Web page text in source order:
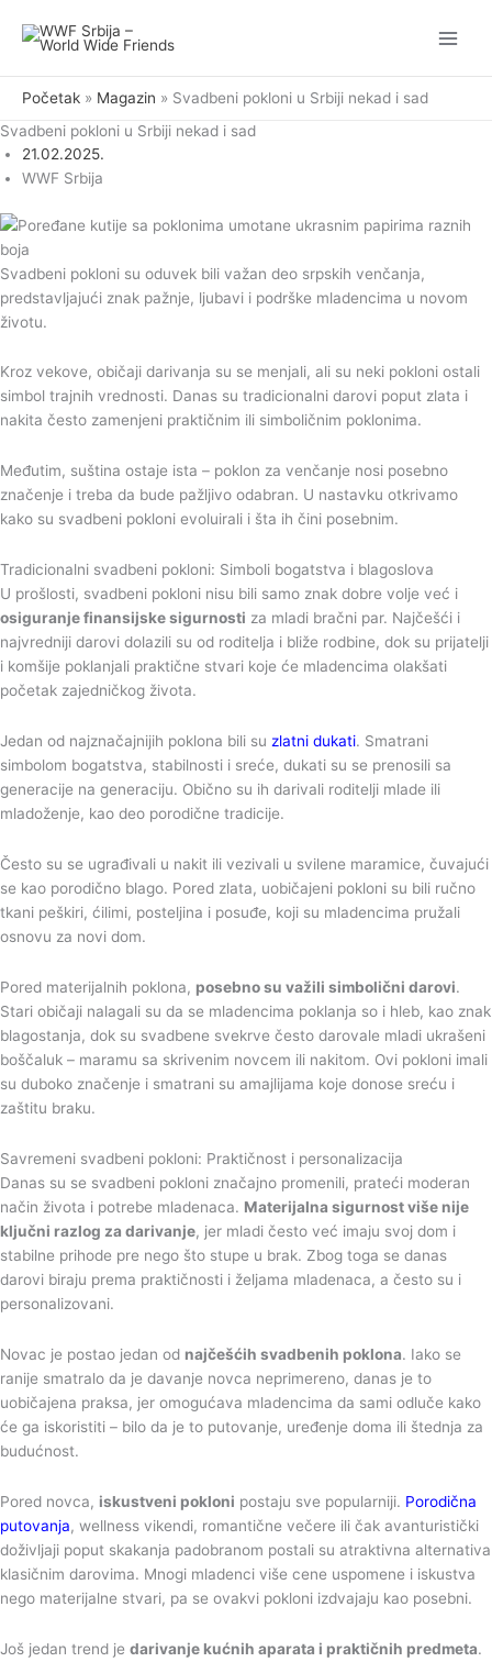
Početak Magazin
Svadbeni pokloni u Srbiji nekad i sad
Svadbeni pokloni u Srbiji nekad i sad
21.02.2025.
WWF Srbija
Svadbeni pokloni su oduvek bili važan deo srpskih venčanja,
predstavljajući znak pažnje, ljubavi i podrške mladencima u novom
životu.
Kroz vekove, običaji darivanja su se menjali, ali su neki pokloni ostali
simbol trajnih vrednosti. Danas su tradicionalni darovi poput zlata i
nakita često zamenjeni praktičnim ili simboličnim poklonima.
Međutim, suština ostaje ista – poklon za venčanje nosi posebno
značenje i treba da bude pažljivo odabran. U nastavku otkrivamo
kako su svadbeni pokloni evoluirali i šta ih čini posebnim.
Tradicionalni svadbeni pokloni: Simboli bogatstva i blagoslova
U prošlosti, svadbeni pokloni nisu bili samo znak dobre volje već i
osiguranje finansijske sigurnosti za mladi bračni par. Najčešći i
najvredniji darovi dolazili su od roditelja i bliže rodbine, dok su prijatelji
i komšije poklanjali praktične stvari koje će mladencima olakšati
početak zajedničkog života.
Jedan od najznačajnijih poklona bili su zlatni dukati. Smatrani
simbolom bogatstva, stabilnosti i sreće, dukati su se prenosili sa
generacije na generaciju. Obično su ih darivali roditelji mlade ili
mladoženje, kao deo porodične tradicije.
Često su se ugrađivali u nakit ili vezivali u svilene maramice, čuvajući
se kao porodično blago. Pored zlata, uobičajeni pokloni su bili ručno
tkani peškiri, ćilimi, posteljina i posuđe, koji su mladencima pružali
osnovu za novi dom.
Pored materijalnih poklona, posebno su važili simbolični darovi.
Stari običaji nalagali su da se mladencima poklanja so i hleb, kao znak
blagostanja, dok su svadbene svekrve često darovale mladi ukrašeni
boščaluk – maramu sa skrivenim novcem ili nakitom. Ovi pokloni imali
su duboko značenje i smatrani su amajlijama koje donose sreću i
zaštitu braku.
Savremeni svadbeni pokloni: Praktičnost i personalizacija
Danas su se svadbeni pokloni značajno promenili, prateći moderan
način života i potrebe mladenaca. Materijalna sigurnost više nije
ključni razlog za darivanje, jer mladi često već imaju svoj dom i
stabilne prihode pre nego što stupe u brak. Zbog toga se danas
darovi biraju prema praktičnosti i željama mladenaca, a često su i
personalizovani.
Novac je postao jedan od najčešćih svadbenih poklona. Iako se
ranije smatralo da je davanje novca neprimereno, danas je to
uobičajena praksa, jer omogućava mladencima da sami odluče kako
će ga iskoristiti – bilo da je to putovanje, uređenje doma ili štednja za
budućnost.
Pored novca, iskustveni pokloni postaju sve popularniji. Porodična
putovanja, wellness vikendi, romantične večere ili čak avanturistički
doživljaji poput skakanja padobranom postali su atraktivna alternativa
klasičnim darovima. Mnogi mladenci više cene uspomene i iskustva
nego materijalne stvari, pa se ovakvi pokloni izdvajaju kao posebni.
Još jedan trend je darivanje kućnih aparata i praktičnih predmeta.